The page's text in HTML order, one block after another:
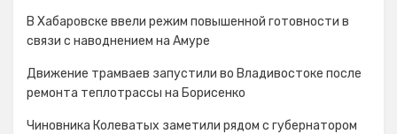
В Хабаровске ввели режим повышенной готовности в
связи с наводнением на Амуре
Движение трамваев запустили во Владивостоке после
ремонта теплотрассы на Борисенко
Чиновника Колеватых заметили рядом с губернатором